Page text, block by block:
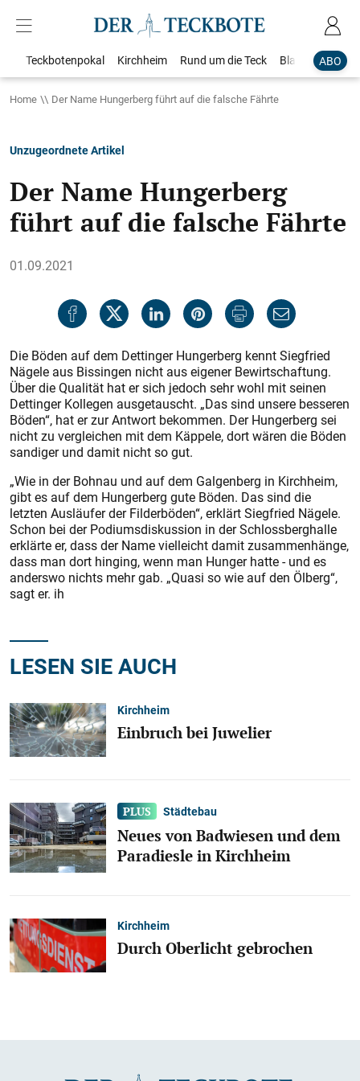
ABO
Teckbotenpokal Kirchheim Rund um die Teck Blaulicht
Home Der Name Hungerberg führt auf die falsche Fährte
Unzugeordnete Artikel
Der Name Hungerberg
führt auf die falsche Fährte
01.09.2021
Die Böden auf dem Dettinger Hungerberg kennt Siegfried
Nägele aus Bissingen nicht aus eigener Bewirtschaftung.
Über die Qualität hat er sich jedoch sehr wohl mit seinen
Dettinger Kollegen ausgetauscht. „Das sind unsere besseren
Böden“, hat er zur Antwort bekommen. Der Hungerberg sei
nicht zu vergleichen mit dem Käppele, dort wären die Böden
sandiger und damit nicht so gut.
„Wie in der Bohnau und auf dem Galgenberg in Kirchheim,
gibt es auf dem Hungerberg gute Böden. Das sind die
letzten Ausläufer der Filderböden“, erklärt Siegfried Nägele.
Schon bei der Podiumsdiskussion in der Schlossberghalle
erklärte er, dass der Name vielleicht damit zusammenhänge,
dass man dort hinging, wenn man Hunger hatte - und es
anderswo nichts mehr gab. „Quasi so wie auf den Ölberg“,
sagt er. ih
LESEN SIE AUCH
Kirchheim
Einbruch bei Juwelier
Städtebau
Neues von Badwiesen und dem
Paradiesle in Kirchheim
Kirchheim
Durch Oberlicht gebrochen